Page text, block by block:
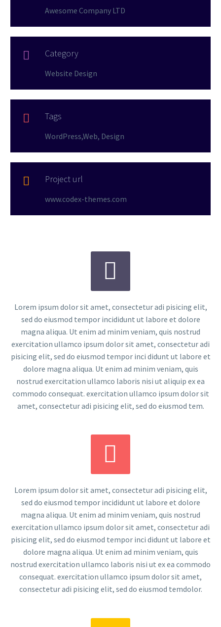
Awesome Company LTD
 Category
Website Design
 Tags
WordPress,Web, Design
 Project url
www.codex-themes.com


Lorem ipsum dolor sit amet, consectetur adi pisicing elit,
sed do eiusmod tempor incididunt ut labore et dolore
magna aliqua. Ut enim ad minim veniam, quis nostrud
exercitation ullamco ipsum dolor sit amet, consectetur adi
pisicing elit, sed do eiusmod tempor inci didunt ut labore et
dolore magna aliqua. Ut enim ad minim veniam, quis
nostrud exercitation ullamco laboris nisi ut aliquip ex ea
commodo consequat. exercitation ullamco ipsum dolor sit
amet, consectetur adi pisicing elit, sed do eiusmod tem.


Lorem ipsum dolor sit amet, consectetur adi pisicing elit,
sed do eiusmod tempor incididunt ut labore et dolore
magna aliqua. Ut enim ad minim veniam, quis nostrud
exercitation ullamco ipsum dolor sit amet, consectetur adi
pisicing elit, sed do eiusmod tempor inci didunt ut labore et
dolore magna aliqua. Ut enim ad minim veniam, quis
nostrud exercitation ullamco laboris nisi ut ex ea commodo
consequat. exercitation ullamco ipsum dolor sit amet,
consectetur adi pisicing elit, sed do eiusmod temdolor.